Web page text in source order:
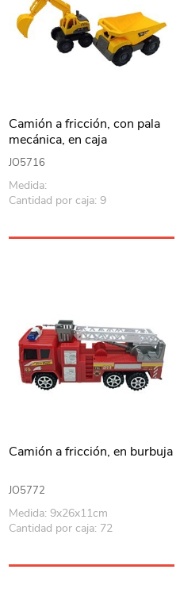
Camión a fricción, con pala
mecánica, en caja
JO5716
Medida:
Cantidad por caja: 9
Camión a fricción, en burbuja
JO5772
Medida: 9x26x11cm
Cantidad por caja: 72